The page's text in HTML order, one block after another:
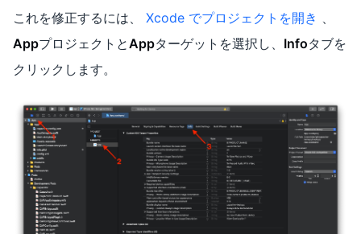
これを修正するには、 Xcode でプロジェクトを開き
AppプロジェクトとAppターゲットを選択し、 Infoタブを
クリックします。